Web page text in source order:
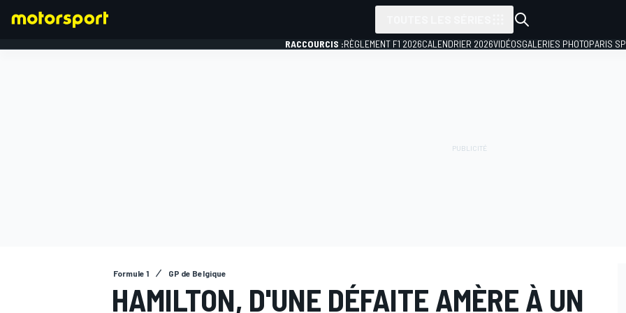
RACCOURCIS :RÈGLEMENT F1 2026CALENDRIER 2026VIDÉOSGALERIES PHOTOPARIS
Formule 1 GP de Belgique
HAMILTON, D'UNE DÉFAITE AMÈRE À UN